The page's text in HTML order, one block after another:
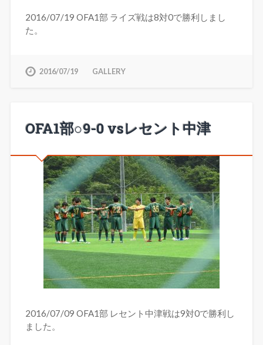
2016/07/19 OFA1部 ライズ戦は8対0で勝利しまし
た。
2016/07/19 GALLERY
OFA1部○9-0 vsレセント中津
2016/07/09 OFA1部 レセント中津戦は9対0で勝利し
ました。